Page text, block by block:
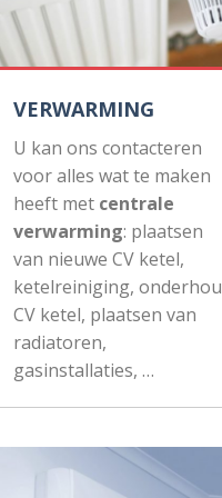
VERWARMING
U kan ons contacteren
voor alles wat te maken
heeft met centrale
verwarming: plaatsen
van nieuwe CV ketel,
ketelreiniging,
CV ketel, plaatsen van
radiatoren,
gasinstallaties, …